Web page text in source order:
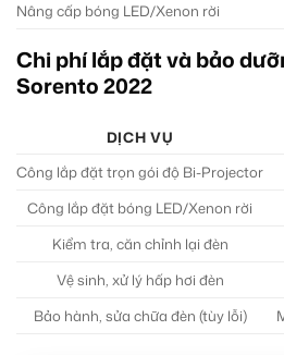
Nâng cấp bóng LED/Xenon rời
Chi phí lắp đặt và bảo
Sorento 2022
DỊCH VỤ
Công lắp đặt trọn gói độ Bi-Projector
Công lắp đặt bóng LED/Xenon rời
Kiểm tra, căn chỉnh lại đèn
Vệ sinh, xử lý hấp hơi đèn
Bảo hành, sửa chữa đèn (tùy lỗi)